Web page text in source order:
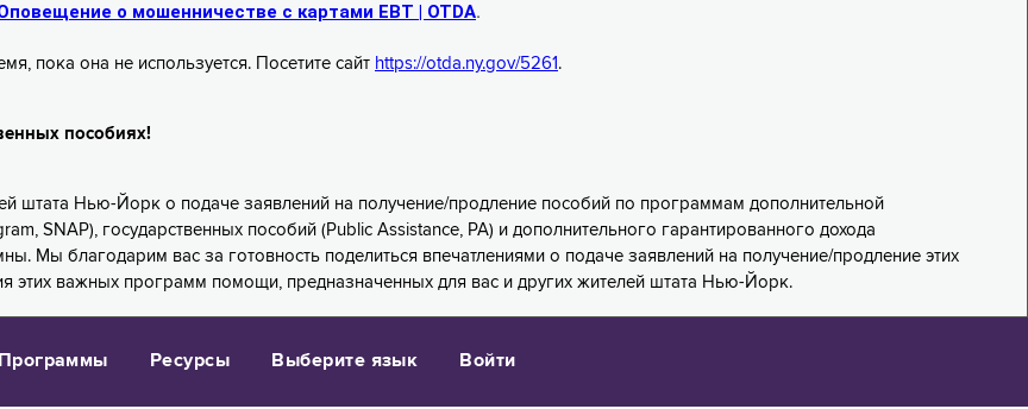
о мошенничестве с картами EBT | OTDA.
пока она не используется. Посетите сайт https://otda.ny.gov/5261 .
пособиях!
штата Нью-Йорк о подаче заявлений на получение/продление пособий по программам дополнительной
SNAP), государственных пособий (Public Assistance, PA) и дополнительного гарантированного дохода
Мы благодарим вас за готовность поделиться впечатлениями о подаче заявлений на получение/продление этих
этих важных программ помощи, предназначенных для вас и других жителей штата Нью-Йорк.
Программы Ресурсы Выберите язык Войти